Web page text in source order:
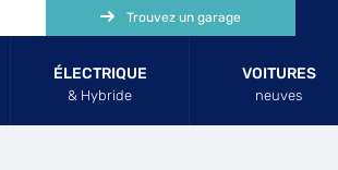
ÉLECTRIQUE
& Hybride
VOITURES
neuves
Trouvez un garage